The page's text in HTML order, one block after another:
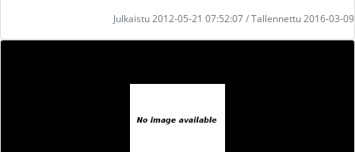
Julkaistu 2012-05-21 07:52:07 / Tallennettu 2016-03-09